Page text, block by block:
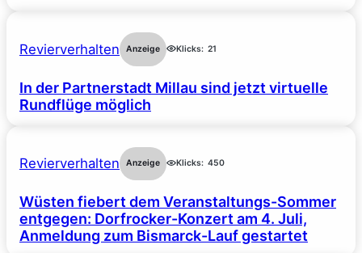
Revierverhalten Anzeige Klicks: 21
In der Partnerstadt Millau sind jetzt virtuelle
Rundflüge möglich
Revierverhalten Anzeige Klicks: 450
Wüsten fiebert dem Veranstaltungs-Sommer
entgegen: Dorfrocker-Konzert am 4. Juli,
Anmeldung zum Bismarck-Lauf gestartet